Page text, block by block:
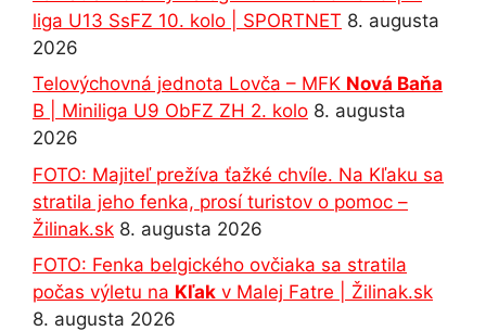
liga U13 SsFZ 10. kolo | SPORTNET 8. augusta
2026
Telovýchovná jednota Lovča – MFK Nová Baňa
B | Miniliga U9 ObFZ ZH 2. kolo 8. augusta
2026
FOTO: Majiteľ prežíva ťažké chvíle. Na Kľaku sa
stratila jeho fenka, prosí turistov o pomoc –
Žilinak.sk 8. augusta 2026
FOTO: Fenka belgického ovčiaka sa stratila
počas výletu na Kľak v Malej Fatre | Žilinak.sk
8. augusta 2026